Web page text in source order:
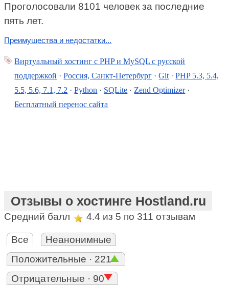
Проголосовали 8101 человек за последние
пять лет.
Преимущества и недостатки...
Виртуальный хостинг c PHP и MySQL с русской
поддержкой ·Россия, Санкт-Петербург ·Git·PHP 5.3, 5.4,
5.5, 5.6, 7.1, 7.2 ·Python · SQLite ·Zend Optimizer·
Бесплатный перенос сайта
Отзывы о хостинге Hostland.ru
Средний балл 4.4 из 5 по 311 отзывам
Все
Неанонимные
Положительные · 221
Отрицательные · 90